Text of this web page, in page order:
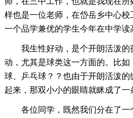
样也是一位老师，在岱岳乡中心
一个品学兼优的学生今年在中学读
我生性好动，是个开朗活泼
动，尤其是球类这一方面的。比
球、乒乓球？？也由于开朗活泼
起来，那双小小的眼睛就眯成了一
各位同学，既然我们分在了